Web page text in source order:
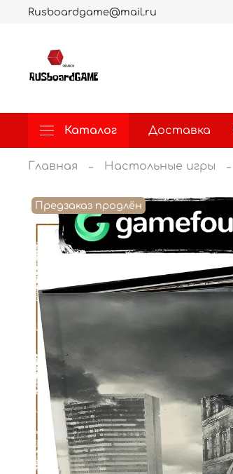
Rusboardgame@mail.ru
Каталог Доставка
Главная Настольные игры
Предзаказ продлён